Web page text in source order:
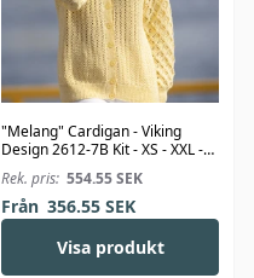
"Melang" Cardigan - Viking
Design 2612-7B Kit - XS - XXL -
Viking Bambino
Rek. pris: 554.55SEK
Från 356.55SEK
Visa produkt